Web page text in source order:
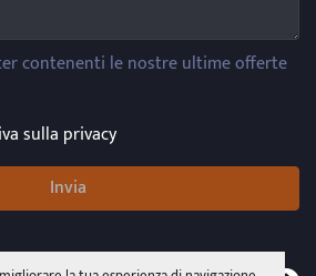
sulla privacy
Invia
diMachinio